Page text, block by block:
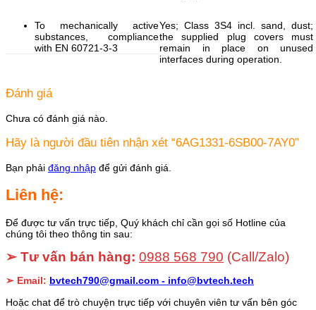
To mechanically active
substances, compliance
with EN 60721-3-3
Yes; Class 3S4 incl. sand, dust;
the supplied plug covers must
remain in place on unused
interfaces during operation.
Đánh giá
Chưa có đánh giá nào.
Hãy là người đầu tiên nhận xét “6AG1331-6SB00-7AY0”
Bạn phải đăng nhập để gửi đánh giá.
Liên hệ:
Để được tư vấn trực tiếp, Quý khách chỉ cần gọi số Hotline của
chúng tôi theo thông tin sau:
➢ Tư vấn bán hàng: 0988 568 790 (Call/Zalo)
➢ Email: bvtech790@gmail.com - info@bvtech.tech
Hoặc chat để trò chuyện trực tiếp với chuyên viên tư vấn bên góc